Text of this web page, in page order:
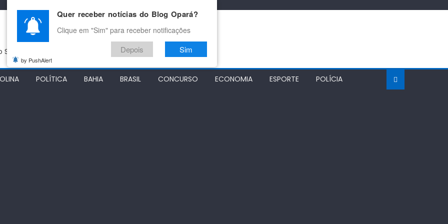
Francisco
POLÍTICA BAHIA BRASIL CONCURSO ECONOMIA ESPORTE POLÍCIA
Quer receber notícias do Blog Opará?
Clique em "Sim" para receber notificações
Depois Sim
by PushAlert